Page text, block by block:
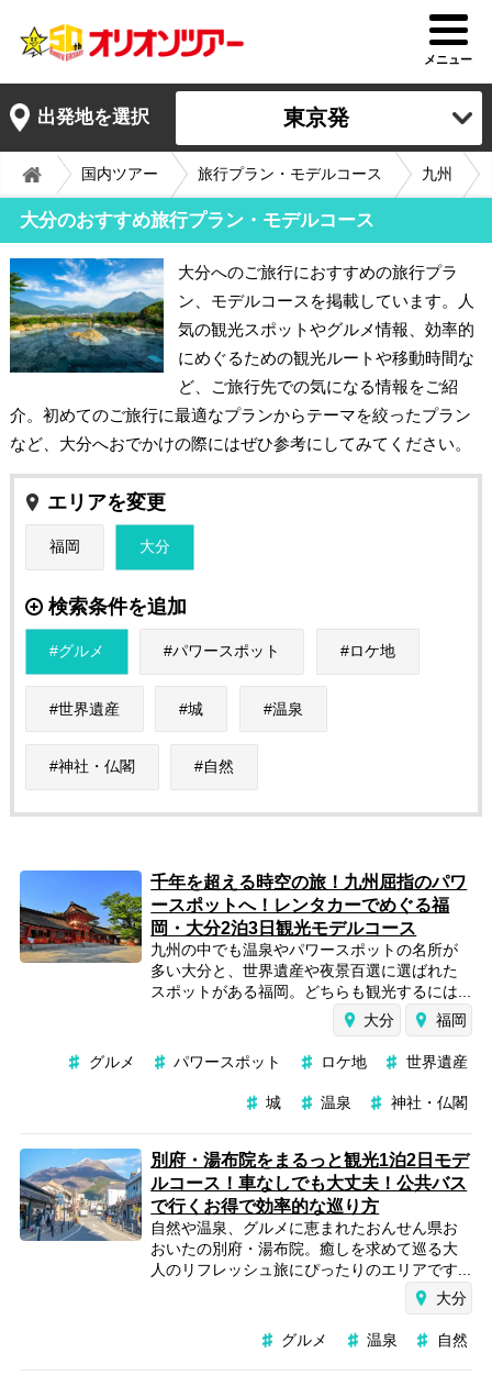
メニュー
出発地を選択 東京発
国内ツアー 旅行プラン・モデルコース 九州
大分のおすすめ旅行プラン・モデルコース
大分へのご旅行におすすめの旅行プラ
ン、モデルコースを掲載しています。人
気の観光スポットやグルメ情報、効率的
にめぐるための観光ルートや移動時間な
ど、ご旅行先での気になる情報をご紹
介。初めてのご旅行に最適なプランからテーマを絞ったプラン
など、大分へおでかけの際にはぜひ参考にしてみてください。
エリアを変更
福岡 大分
検索条件を追加
グルメ パワースポット ロケ地
世界遺産 城 温泉
神社・仏閣 自然
千年を超える時空の旅！九州屈指のパワ
ースポットへ！レンタカーでめぐる福
岡・大分2泊3日観光モデルコース
九州の中でも温泉やパワースポットの名所が
多い大分と、世界遺産や夜景百選に選ばれた
スポットがある福岡。どちらも観光するには...
大分
福岡
グルメ パワースポット ロケ地 世界遺産
城 温泉 神社・仏閣
別府・湯布院をまるっと観光1泊2日モデ
ルコース！車なしでも大丈夫！公共バス
で行くお得で効率的な巡り方
自然や温泉、グルメに恵まれたおんせん県お
おいたの別府・湯布院。癒しを求めて巡る大
人のリフレッシュ旅にぴったりのエリアです...
大分
グルメ 温泉 自然